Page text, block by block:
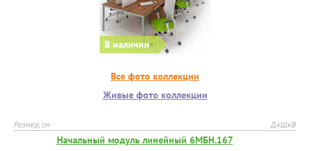
В наличии
Все фото коллекции
Живые фото коллекции
Размер, см ДхШхВ
Начальный модуль линейный 6МБН.167